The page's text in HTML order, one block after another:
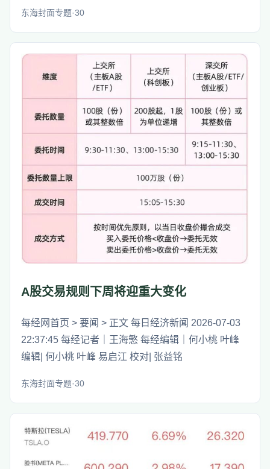
东海封面专题·30
A股交易规则下周将迎重大变化
每经网首页 > 要闻 > 正文 每日经济新闻 2026-07-03
22:37:45 每经记者｜王海慜 每经编辑｜何小桃 叶峰
编辑| 何小桃 叶峰 易启江 校对| 张益铭
东海封面专题·30